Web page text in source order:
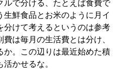
ルで分ける、たとえば食費で
生鮮食品とお米のように月イ
分けて考えるというのは参考
は毎月の生活費とは分け、
か。この辺りは最近始めた積
かせるな。